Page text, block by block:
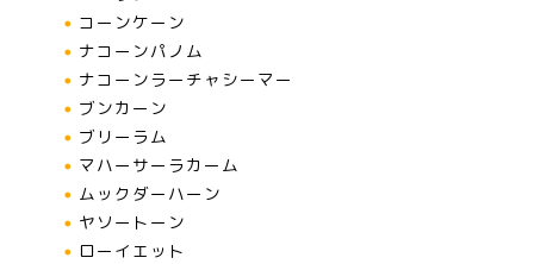
コーンケーン
ナコーンパノム
ナコーンラーチャシーマー
ブンカーン
ブリーラム
マハーサーラカーム
ムックダーハーン
ヤソートーン
ローイエット